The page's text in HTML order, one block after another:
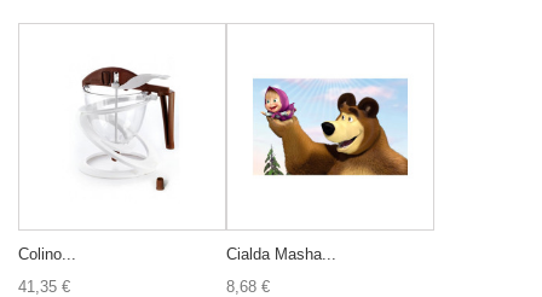
Colino...
41,35 €
Cialda Masha...
8,68 €